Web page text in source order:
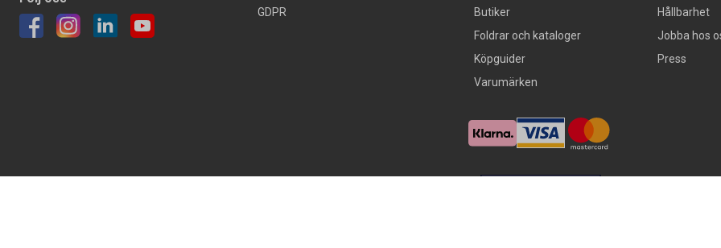
GDPR
Butiker
Foldrar och kataloger
Köpguider
Varumärken
Hållbarhet
Jobba hos
Press